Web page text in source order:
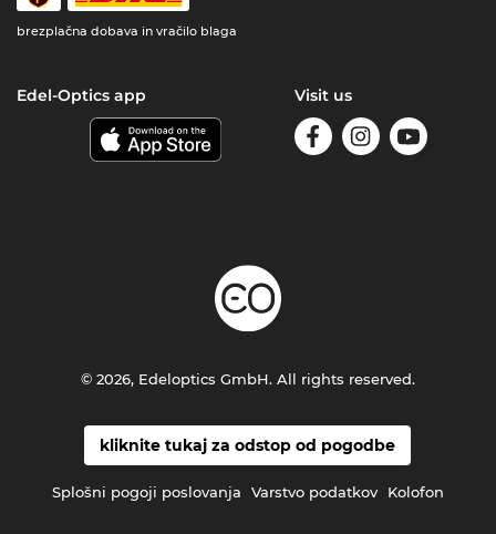
brezplačna dobava in vračilo blaga
Edel-Optics app Visit us
kliknite tukaj za odstop od pogodbe
Splošni pogoji poslovanja Varstvo podatkov Kolofon
© 2026, Edeloptics GmbH. All rights reserved.